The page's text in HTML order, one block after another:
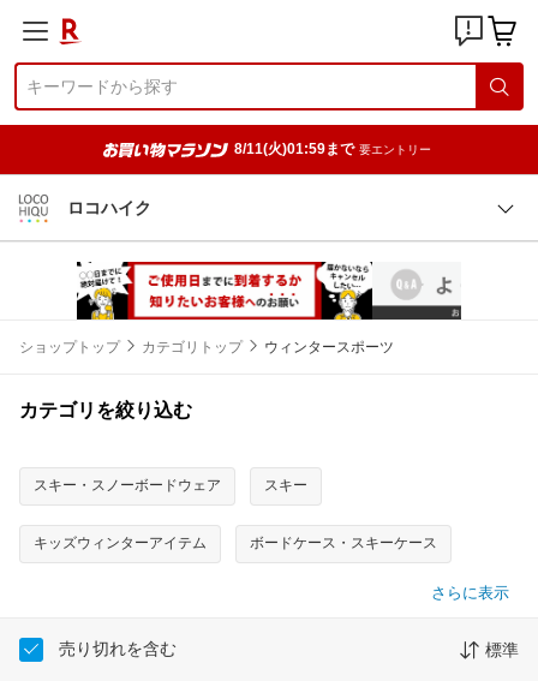
8/11(火)01:59まで 要エントリー
ロコハイク
ショップトップ カテゴリトップ ウィンタースポーツ
カテゴリを絞り込む
スキー・スノーボードウェア スキー
キッズウィンターアイテム ボードケース・スキーケース
さらに表示
売り切れを含む 標準